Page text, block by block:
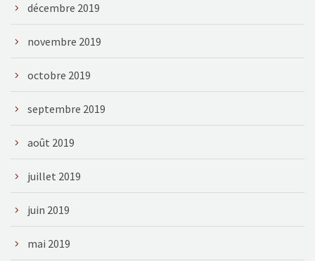
décembre 2019
novembre 2019
octobre 2019
septembre 2019
août 2019
juillet 2019
juin 2019
mai 2019